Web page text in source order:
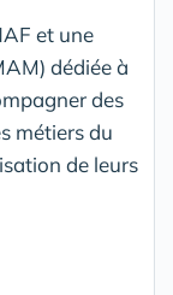
et une
dédiée à
des
métiers du
de leurs